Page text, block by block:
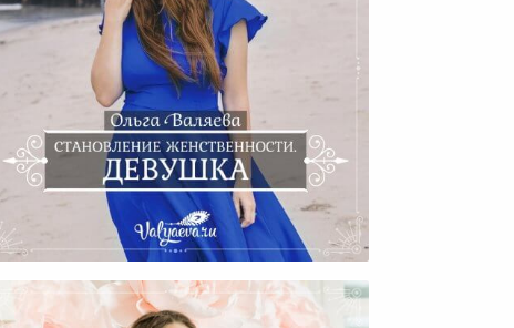
Становление Женственности.
Девушка.